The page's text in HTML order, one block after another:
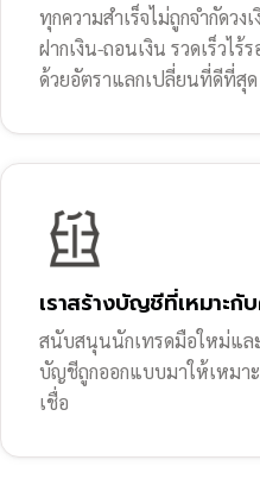
ทุกความสำเร็จไม่ถูกจำกัดวงเ
ฝากเงิน-ถอนเงิน รวดเร็วไร้
ด้วยอัตราแลกเปลี่ยนที่ดีที่สุด
เราสร้างบัญชีที่เหมาะ
สนับสนุนนักเทรดมือใหม่แล
บัญชีถูกออกแบบมาให้เหมา
เชื่อ